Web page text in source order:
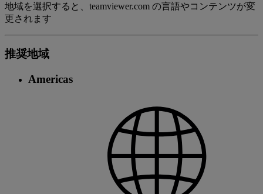
地域を選択すると、teamviewer.com の言語やコンテンツが変
更されます
推奨地域
Americas